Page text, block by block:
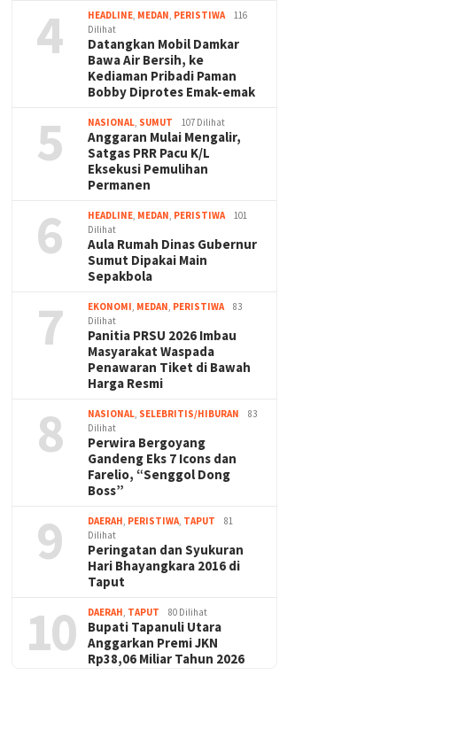
4 HEADLINE, MEDAN, PERISTIWA
116
Dilihat
Datangkan Mobil Damkar
Bawa Air Bersih, ke
Kediaman Pribadi Paman
Bobby Diprotes Emak-emak
5 NASIONAL, SUMUT 107 Dilihat
Anggaran Mulai Mengalir,
Satgas PRR Pacu K/L
Eksekusi Pemulihan
Permanen
6 HEADLINE, MEDAN, PERISTIWA
101
Dilihat
Aula Rumah Dinas Gubernur
Sumut Dipakai Main
Sepakbola
7 EKONOMI, MEDAN, PERISTIWA
83
Dilihat
Panitia PRSU 2026 Imbau
Masyarakat Waspada
Penawaran Tiket di Bawah
Harga Resmi
8 NASIONAL, SELEBRITIS/HIBURAN
83
Dilihat
Perwira Bergoyang
Gandeng Eks 7 Icons dan
Farelio, “Senggol Dong
Boss”
9 DAERAH, PERISTIWA, TAPUT
81
Dilihat
Peringatan dan Syukuran
Hari Bhayangkara 2016 di
Taput
10 DAERAH, TAPUT 80 Dilihat
Bupati Tapanuli Utara
Anggarkan Premi JKN
Rp38,06 Miliar Tahun 2026